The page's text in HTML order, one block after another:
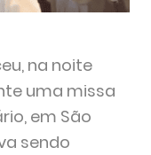
na noite
uma missa
em São
sendo